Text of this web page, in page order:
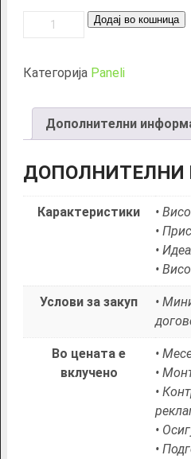
Панел
-
Ексклузив
количина
Додај во кошница
Категорија Paneli
Дополнителни
Карактеристики
•
•
•
•
Услови за закуп
•
Во цената е
вклучено
•
•
•
•
•